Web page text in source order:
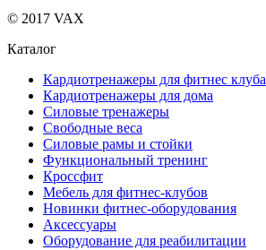
© 2017 VAX
Каталог
Кардиотренажеры для фитнес клуба
Кардиотренажеры для дома
Силовые тренажеры
Свободные веса
Силовые рамы и стойки
Функциональный тренинг
Кроссфит
Мебель для фитнес-клубов
Новинки фитнес-оборудования
Аксессуары
Оборудование для реабилитации